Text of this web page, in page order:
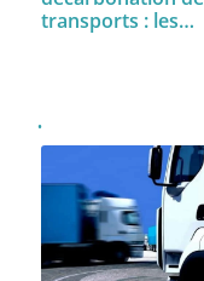
transports : les…